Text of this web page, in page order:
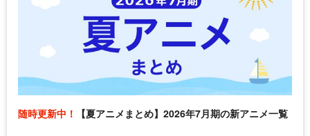
随時更新中！ 【夏アニメまとめ】2026年7月期の新アニメ一覧